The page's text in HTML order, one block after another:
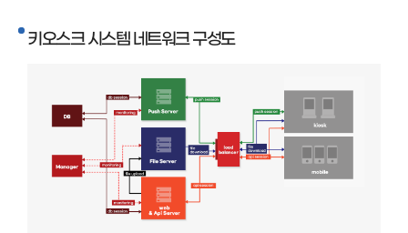
키오스크 시스템 네트워크 구성도